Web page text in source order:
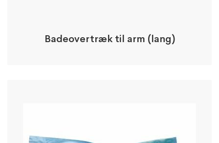
Badeovertræk til arm (lang)